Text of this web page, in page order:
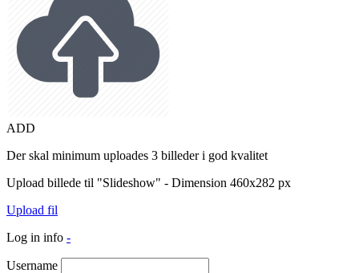
ADD
Der skal minimum uploades 3 billeder i god kvalitet
Upload billede til "Slideshow" - Dimension 460x282 px
Upload fil
Log in info -
Username